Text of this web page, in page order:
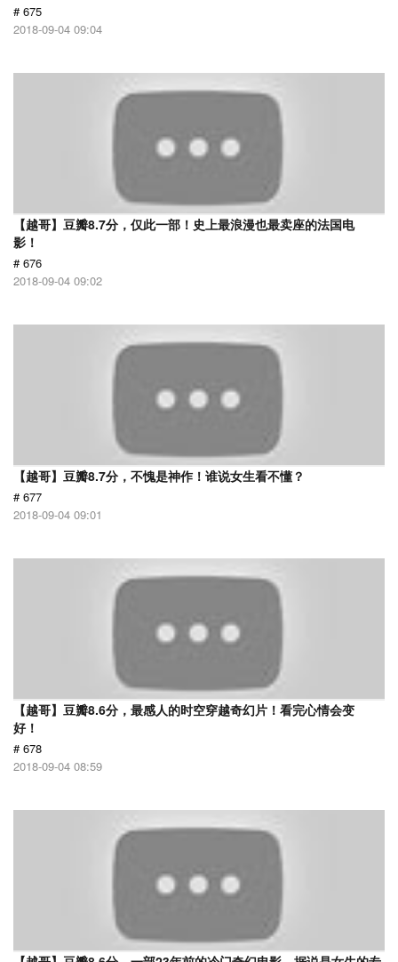
# 675
2018-09-04 09:04
【越哥】豆瓣8.7分，仅此一部！史上最浪漫也最卖座的法国电
影！
# 676
2018-09-04 09:02
【越哥】豆瓣8.7分，不愧是神作！谁说女生看不懂？
# 677
2018-09-04 09:01
【越哥】豆瓣8.6分，最感人的时空穿越奇幻片！看完心情会变
好！
# 678
2018-09-04 08:59